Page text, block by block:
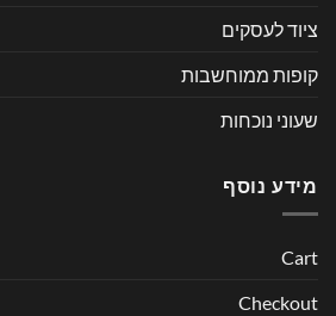
ציוד לעסקים
קופות ממוחשבות
שעוני נוכחות
מידע נוסף
Cart
Checkout